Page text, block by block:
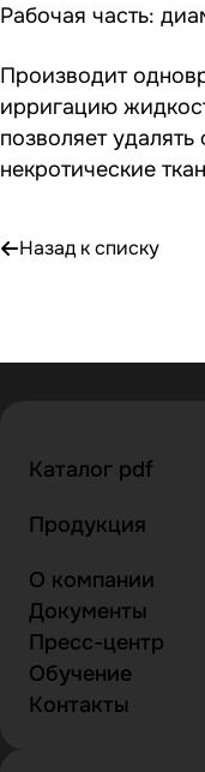
Рабочая часть:
Производит
ирригацию
позволяет
некротические
Назад к списку
Каталог pdf
Продукция
О компании
Документы
Пресс-центр
Обучение
Контакты